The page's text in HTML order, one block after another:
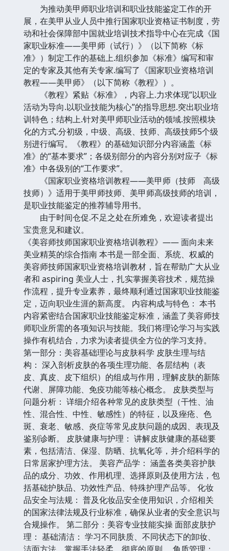
为推动美甲师职业培训和职业技能鉴定工作的开
展，在美甲从业人员中推行国家职业资格证书制度，劳
动和社会保障部中国就业培训技术指导中心在完成《国
家职业标准——美甲师（试行）》（以下简称《标
准》）制定工作的基础上.组织参加《标准》编写和审
定的专家及其他有关专家.编写了《国家职业资格培训
教程——美甲师》（以下简称《教程》）。
《教程》紧贴《标准》，内容上.力求体现”以职业
活动为导向.以职业技能为核心”的指导思想.突出职业培
训特色；结构上.针对美甲师职业活动的领域.按照模块
化的方式.分初级，中级、高级、技师、高级技师5个级
别进行编写。《教程》的基础知识部分内容涵盖《标
准》的“基本要求”；各级别部分的内容分别对应子《标
准》中各级别的“工作要求”。
《国家职业资格培训教程——美甲师（技师 高级
技师）》适用于美甲师技师、美甲师高级技师的培训，
是职业技能鉴定的推荐辅导用书。
由于时间仓促.不足之处在所难免，欢迎读者提出
宝贵意见和建议。
《美容师技师国家职业资格培训教程》—— 面向未来
美业精英的综合指南 本书是一部全面、系统、权威的
美容师技师国家职业资格培训教材，旨在帮助广大从业
者和 aspiring 美业人士，扎实掌握美容技术，规范操
作流程，提升专业素养，最终顺利通过国家职业技能鉴
定，迈向职业生涯的新高度。 内容构成与特色： 本书
内容紧密结合国家职业技能鉴定标准，涵盖了美容师技
师职业所需的各项知识与技能。我们将理论学习与实践
操作有机结合，力求为读者提供全方位的学习支持。
第一部分：美容基础理论与皮肤科学 皮肤生理与结
构： 深入剖析皮肤的各项生理功能、各层结构（表
皮、真皮、皮下组织）的组成与作用，理解皮肤的新陈
代谢、屏障功能、免疫功能等核心概念。 皮肤类型与
问题分析： 详细介绍各种常见的皮肤类型（干性、油
性、混合性、中性、敏感性）的特征，以及痤疮、色
斑、衰老、敏感、炎症等常见皮肤问题的成因、表现及
鉴别诊断。 皮肤健康与护理： 讲解皮肤健康的基础要
素，包括清洁、保湿、防晒、抗氧化等，并介绍科学的
日常居家护理方法。 美容产品学： 涵盖各类美容护肤
品的成分、功效、作用机理、选择原则及使用方法，包
括基础护肤品、功效性产品、特殊护理产品等。 化妆
品安全与法规： 普及化妆品安全使用知识，介绍相关
的国家法律法规及行业标准，确保从业者的安全意识与
合规操作。 第二部分：美容专业技能实操 面部皮肤护
理： 基础清洁： 学习不同肤质、不同状态下的卸妆、